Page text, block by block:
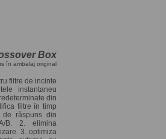
Box
în ambalaj original
filtre de incinte
instantaneu
din
filtre în timp
răspuns din
B. 2. elimina
3. optimiza